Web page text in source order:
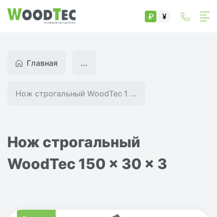
₽ ¥
Главная
Нож строгальный WoodTec 1 ...
...
Нож строгальный
WoodTec 150 x 30 x 3